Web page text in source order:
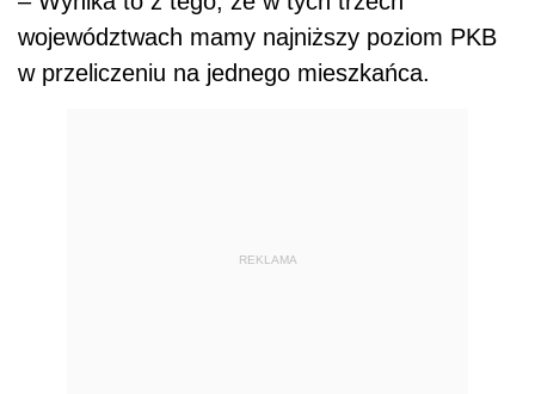
województwach mamy najniższy poziom PKB
w przeliczeniu na jednego mieszkańca.
REKLAMA